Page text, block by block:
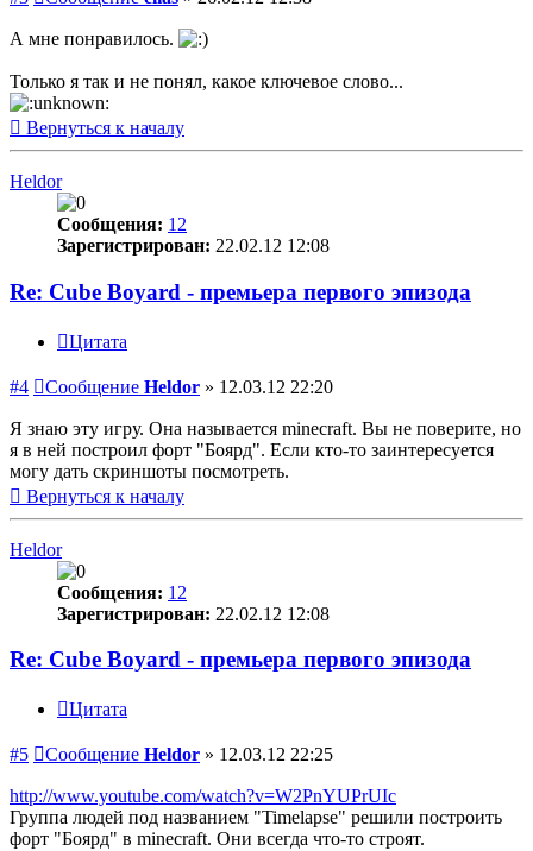
А мне понравилось.
Только я так и не понял, какое ключевое слово...
Вернуться к началу
Heldor
Сообщения: 12
Зарегистрирован: 22.02.12 12:08
Re: Cube Boyard - премьера первого эпизода
Цитата
#4 Сообщение Heldor » 12.03.12 22:20
Я знаю эту игру. Она называется minecraft. Вы не поверите, но
я в ней построил форт "Боярд". Если кто-то заинтересуется
могу дать скриншоты посмотреть.
Вернуться к началу
Heldor
Сообщения: 12
Зарегистрирован: 22.02.12 12:08
Re: Cube Boyard - премьера первого эпизода
Цитата
#5 Сообщение Heldor » 12.03.12 22:25
http://www.youtube.com/watch?v=W2PnYUPrUIc
Группа людей под названием "Timelapse" решили построить
форт "Боярд" в minecraft. Они всегда что-то строят.